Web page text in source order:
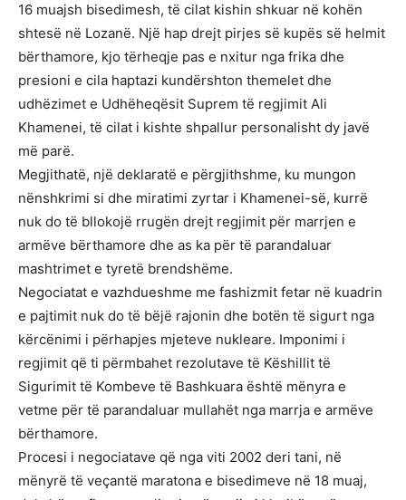
16 muajsh bisedimesh, të cilat kishin shkuar në kohën
shtesë në Lozanë. Një hap drejt pirjes së kupës së helmit
bërthamore, kjo tërheqje pas e nxitur nga frika dhe
presioni e cila haptazi kundërshton themelet dhe
udhëzimet e Udhëheqësit Suprem të regjimit Ali
Khamenei, të cilat i kishte shpallur personalisht dy javë
më parë.
Megjithatë, një deklaratë e përgjithshme, ku mungon
nënshkrimi si dhe miratimi zyrtar i Khamenei-së, kurrë
nuk do të bllokojë rrugën drejt regjimit për marrjen e
armëve bërthamore dhe as ka për të parandaluar
mashtrimet e tyretë brendshëme.
Negociatat e vazhdueshme me fashizmit fetar në kuadrin
e pajtimit nuk do të bëjë rajonin dhe botën të sigurt nga
kërcënimi i përhapjes mjeteve nukleare. Imponimi i
regjimit që ti përmbahet rezolutave të Këshillit të
Sigurimit të Kombeve të Bashkuara është mënyra e
vetme për të parandaluar mullahët nga marrja e armëve
bërthamore.
Procesi i negociatave që nga viti 2002 deri tani, në
mënyrë të veçantë maratona e bisedimeve në 18 muaj,